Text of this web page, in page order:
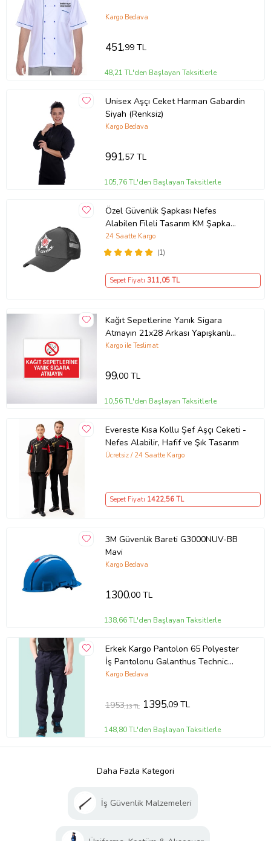
Kargo Bedava
451,99 TL
48,21 TL'den Başlayan Taksitlerle
Unisex Aşçı Ceket Harman Gabardin
Siyah (Renksiz)
Kargo Bedava
991,57 TL
105,76 TL'den Başlayan Taksitlerle
Özel Güvenlik Şapkası Nefes
Alabilen Fileli Tasarım KM Şapka
FÜME
(1)
24 Saatte Kargo
Sepet Fiyatı 311,05 TL
Kağıt Sepetlerine Yanık Sigara
Atmayın 21x28 Arkası Yapışkanlı
Levha
Kargo ile Teslimat
99,00 TL
10,56 TL'den Başlayan Taksitlerle
Evereste Kısa Kollu Şef Aşçı Ceketi -
Nefes Alabilir, Hafif ve Şık Tasarım
Ücretsiz / 24 Saatte Kargo
Sepet Fiyatı 1422,56 TL
3M Güvenlik Bareti G3000NUV-BB
Mavi
Kargo Bedava
1300,00 TL
138,66 TL'den Başlayan Taksitlerle
Erkek Kargo Pantolon 65 Polyester
İş Pantolonu Galanthus Technic
Cepli Rahat Kalıp (Lacivert)
Kargo Bedava
1953,13 TL 1395,09 TL
148,80 TL'den Başlayan Taksitlerle
Daha Fazla Kategori
İş Güvenlik Malzemeleri